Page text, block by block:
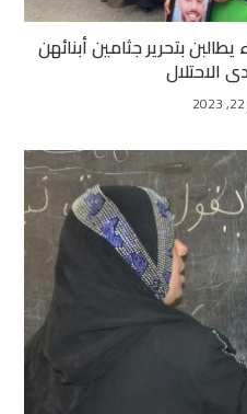
بتحرير جثامين أبنائهن
الاحتلال